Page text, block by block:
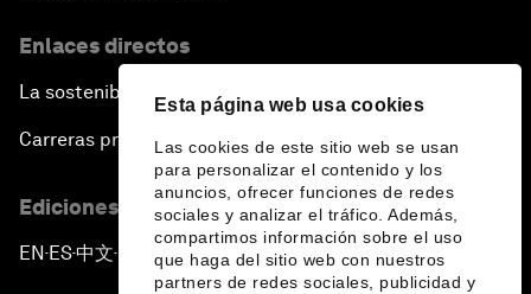
Esta página web usa cookies
Las cookies de este sitio web se usan
para personalizar el contenido y los
anuncios, ofrecer funciones de redes
sociales y analizar el tráfico. Además,
compartimos información sobre el uso
que haga del sitio web con nuestros
partners de redes sociales, publicidad y
Enlaces directos
La sostenibilidad en el Foro
Carreras profesionales
Ediciones en otros idiomas
EN ▪ES▪中文▪ 日本語